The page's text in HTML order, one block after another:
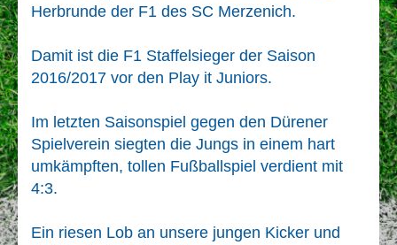
Herbrunde der F1 des SC Merzenich.
Damit ist die F1 Staffelsieger der Saison
2016/2017 vor den Play it Juniors.
Im letzten Saisonspiel gegen den Dürener
Spielverein siegten die Jungs in einem hart
umkämpften, tollen Fußballspiel verdient mit
4:3.
Ein riesen Lob an unsere jungen Kicker und